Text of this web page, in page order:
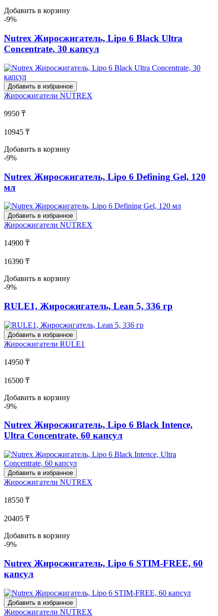
Добавить в корзину
-9%
Nutrex Жиросжигатель, Lipo 6 Black Ultra
Concentrate, 30 капсул
Добавить в избранное
Жиросжигатели NUTREX
9950 ₸
10945 ₸
Добавить в корзину
-9%
Nutrex Жиросжигатель, Lipo 6 Defining Gel, 120
мл
Добавить в избранное
Жиросжигатели NUTREX
14900 ₸
16390 ₸
Добавить в корзину
-9%
RULE1, Жиросжигатель, Lean 5, 336 гр
Добавить в избранное
Жиросжигатели RULE1
14950 ₸
16500 ₸
Добавить в корзину
-9%
Nutrex Жиросжигатель, Lipo 6 Black Intence,
Ultra Concentrate, 60 капсул
Добавить в избранное
Жиросжигатели NUTREX
18550 ₸
20405 ₸
Добавить в корзину
-9%
Nutrex Жиросжигатель, Lipo 6 STIM-FREE, 60
капсул
Добавить в избранное
Жиросжигатели NUTREX